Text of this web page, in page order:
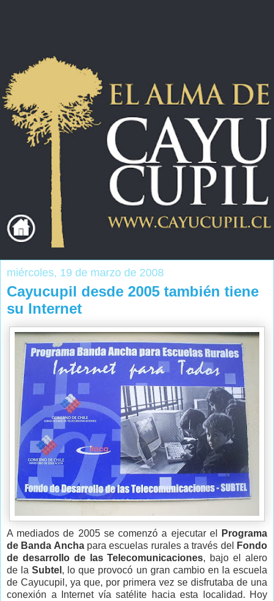
miércoles, 19 de marzo de 2008
Cayucupil desde 2005 también tiene
su Internet
A mediados de 2005 se comenzó a ejecutar el
Programa
de Banda Ancha para escuelas rurales a través del
Fondo
de desarrollo de las Telecomunicaciones, bajo el alero
de laSubtel , lo que provocó un gran cambio en la escuela
de Cayucupil, ya que, por primera vez se disfrutaba de una
conexión a Internet vía satélite hacia esta localidad. Hoy